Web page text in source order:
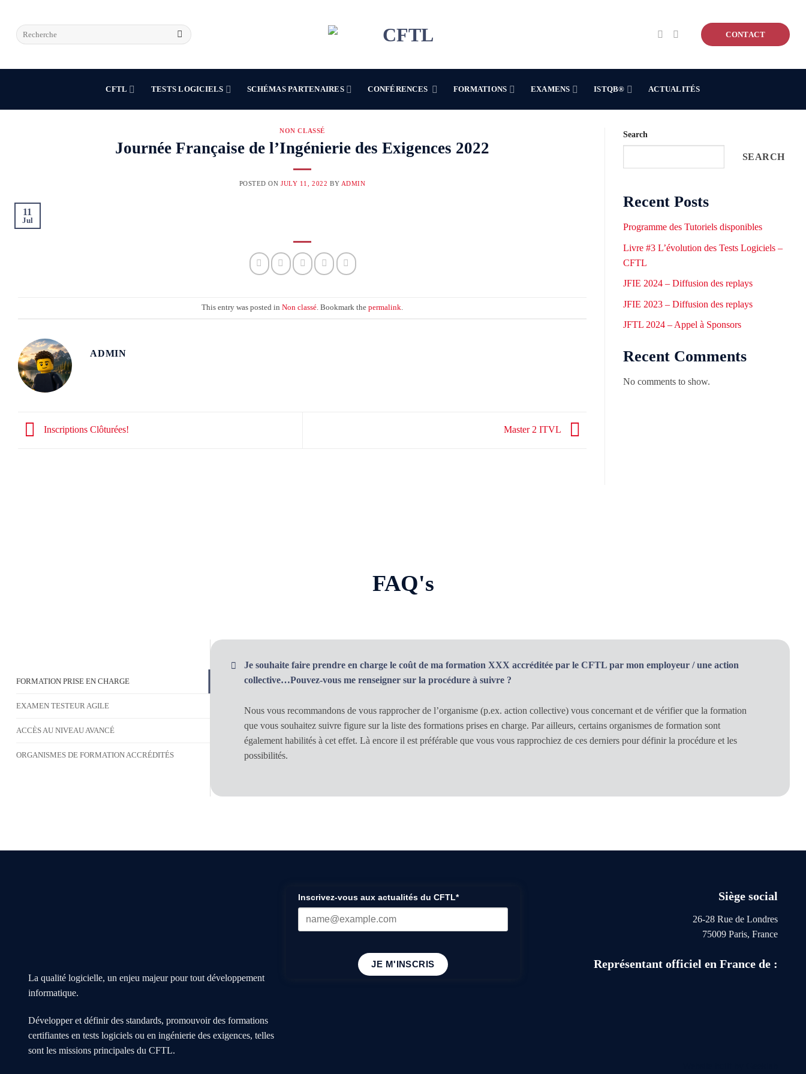
content
CONTACT
CFTL TESTS LOGICIELS SCHÉMAS PARTENAIRES CONFÉRENCES FORMATIONS EXAMENS ISTQB® ACTUALITÉS
NON CLASSÉ
Journée Française de l’Ingénierie des Exigences 2022
POSTED ONJULY 11, 2022 BY ADMIN
11
Jul
This entry was posted in Non classé. Bookmark the permalink.
ADMIN
Inscriptions Clôturées! Master 2 ITVL
Search
SEARCH
Recent Posts
Programme des Tutoriels disponibles
Livre #3 L’évolution des Tests Logiciels –
CFTL
JFIE 2024 – Diffusion des replays
JFIE 2023 – Diffusion des replays
JFTL 2024 – Appel à Sponsors
Recent Comments
No comments to show.
FAQ's
FORMATION PRISE EN CHARGE
EXAMEN TESTEUR AGILE
ACCÈS AU NIVEAU AVANCÉ
ORGANISMES DE FORMATION ACCRÉDITÉS
Je souhaite faire prendre en charge le coût de ma formation XXX accréditée par le CFTL par mon employeur / une action
collective…Pouvez-vous me renseigner sur la procédure à suivre ?
Nous vous recommandons de vous rapprocher de l’organisme (p.ex. action collective) vous concernant et de vérifier que la formation
que vous souhaitez suivre figure sur la liste des formations prises en charge. Par ailleurs, certains organismes de formation sont
également habilités à cet effet. Là encore il est préférable que vous vous rapprochiez de ces derniers pour définir la procédure et les
possibilités.
La qualité logicielle, un enjeu majeur pour tout développement
informatique.
Développer et définir des standards, promouvoir des formations
certifiantes en tests logiciels ou en ingénierie des exigences, telles
sont les missions principales du CFTL.
Inscrivez-vous aux actualités du CFTL*
JE M'INSCRIS
Siège social
26-28 Rue de Londres
75009 Paris, France
Représentant officiel en France de :